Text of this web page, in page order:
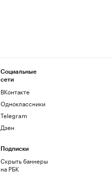
Социальные
сети
ВКонтакте
Одноклассники
Telegram
Дзен
Подписки
Скрыть баннеры
на РБК